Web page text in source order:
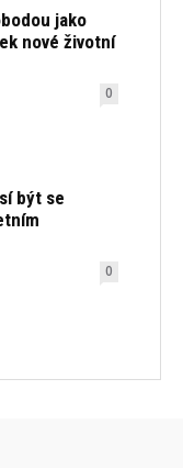
jako
nové životní
0
být se
0